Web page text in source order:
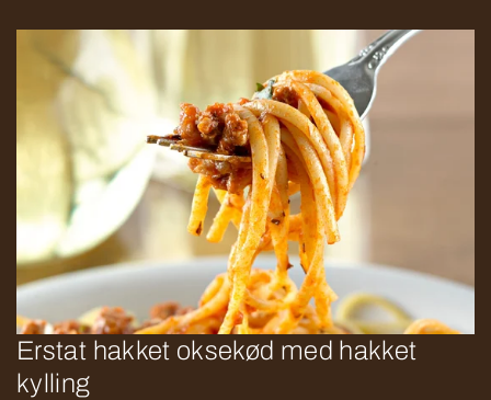
Erstat hakket oksekød med hakket
kylling